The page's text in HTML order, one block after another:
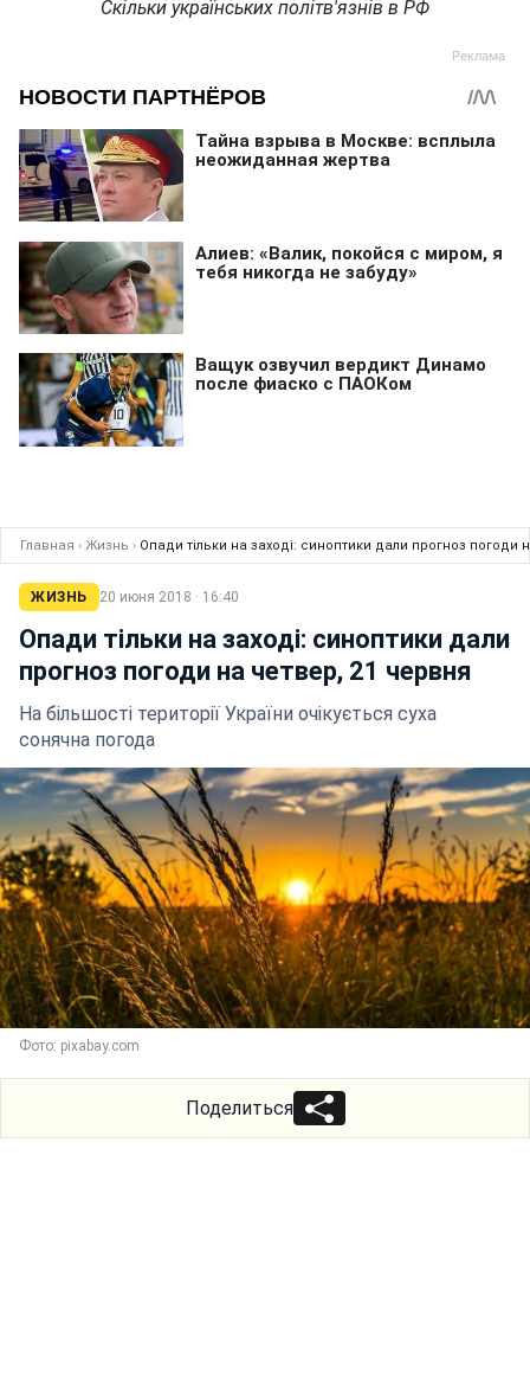
Скільки українських політв'язнів в РФ
Главная › Жизнь › Опади тільки на заході: синоптики дали прогноз погоди
ЖИЗНЬ 20 июня 2018 · 16:40
Опади тільки на заході: синоптики дали
прогноз погоди на четвер, 21 червня
На більшості території України очікується суха
сонячна погода
Фото: pixabay.com
Поделиться